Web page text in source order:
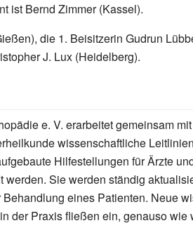
ist Bernd Zimmer (Kassel).
die 1. Beisitzerin Gudrun
J. Lux (Heidelberg).
e. V. erarbeitet gemeinsam
wissenschaftliche
Hilfestellungen für Ärzte
Sie werden ständig
eines Patienten. Neue
der Praxis fließen ein, genauso wie